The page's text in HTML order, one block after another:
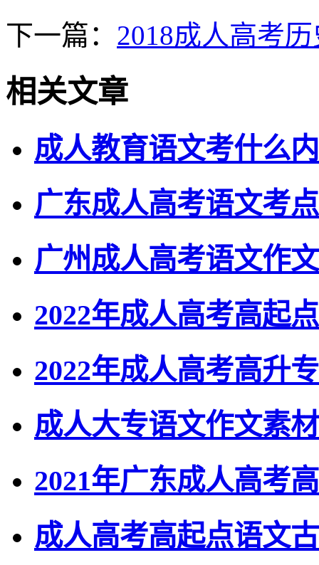
下一篇： 2018成人高考
相关文章
成人教育语文考什么
广东成人高考语文考
广州成人高考语文作
2022年成人高考高起
2022年成人高考高升
成人大专语文作文素
2021年广东成人高考
成人高考高起点语文